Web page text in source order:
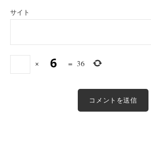
サイト
× = 36